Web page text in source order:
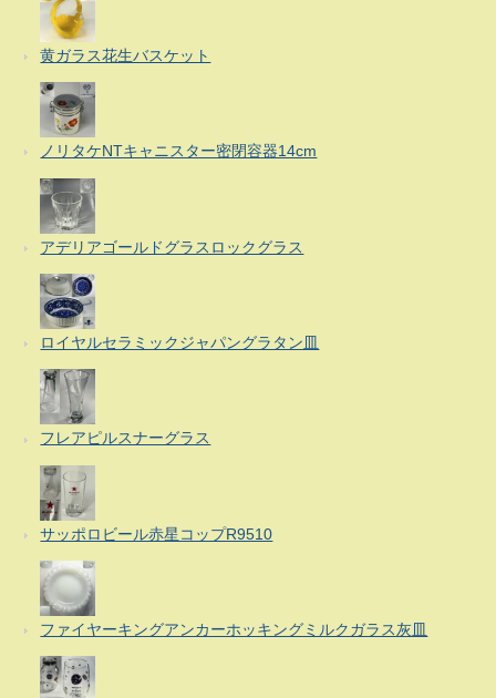
黄ガラス花生バスケット
ノリタケNTキャニスター密閉容器14cm
アデリアゴールドグラスロックグラス
ロイヤルセラミックジャパングラタン皿
フレアピルスナーグラス
サッポロビール赤星コップR9510
ファイヤーキングアンカーホッキングミルクガラス灰皿